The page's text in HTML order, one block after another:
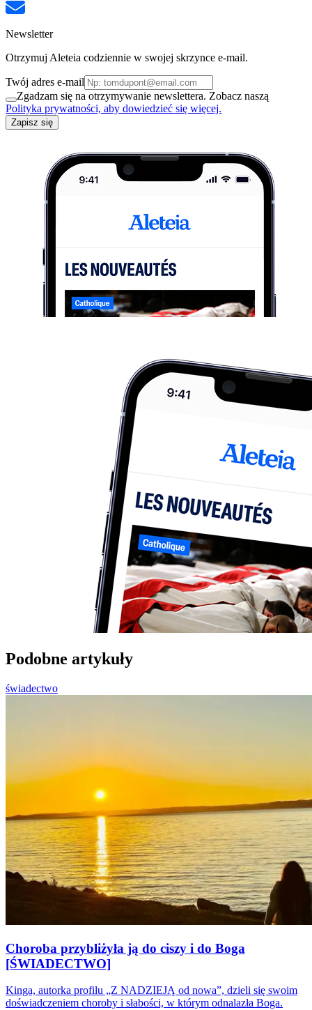
Newsletter
Otrzymuj Aleteia codziennie w swojej skrzynce e-mail.
Twój adres e-mail
Zgadzam się na otrzymywanie newslettera. Zobacz naszą
Polityka prywatności, aby dowiedzieć się więcej.
Zapisz się
Podobne artykuły
świadectwo
Choroba przybliżyła ją do ciszy i do Boga
[ŚWIADECTWO]
Kinga, autorka profilu „Z NADZIEJĄ od nowa”, dzieli się swoim
doświadczeniem choroby i słabości, w którym odnalazła Boga.